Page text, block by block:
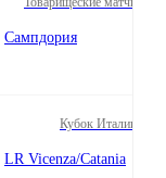
Сампдория
Кубок Италии
LR Vicenza/Catania